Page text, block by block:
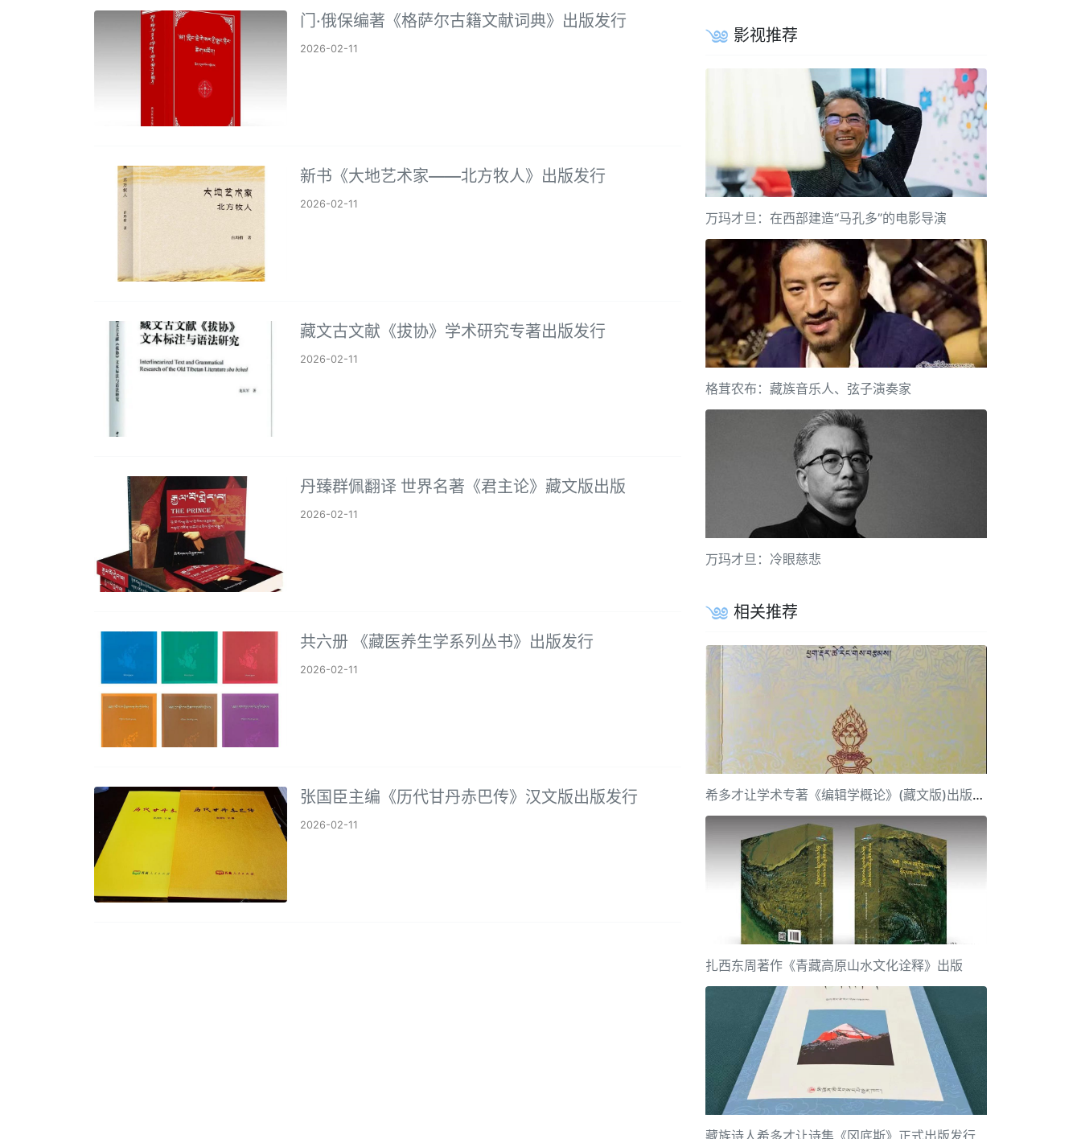
门·俄保编著《格萨尔古籍文献词典》出版发行
2026-02-11
新书《大地艺术家——北方牧人》出版发行
2026-02-11
藏文古文献《拔协》学术研究专著出版发行
2026-02-11
丹臻群佩翻译 世界名著《君主论》藏文版出版
2026-02-11
共六册 《藏医养生学系列丛书》出版发行
2026-02-11
张国臣主编《历代甘丹赤巴传》汉文版出版发行
2026-02-11
影视推荐
万玛才旦：在西部建造“马孔多”的电影导演
格茸农布：藏族音乐人、弦子演奏家
万玛才旦：冷眼慈悲
相关推荐
希多才让学术专著《编辑学概论》(藏文版)出版发行
扎西东周著作《青藏高原山水文化诠释》出版
藏族诗人希多才让诗集《冈底斯》正式出版发行